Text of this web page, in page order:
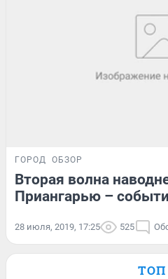
ГОРОД ОБЗОР
Вторая волна
Приангарью –
28 июля, 2019, 17:25 525
ТОП